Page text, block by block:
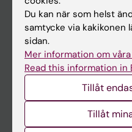
Huvudmeny
Utbildning
Forskarutbildning
Forskning
På gång
Du kan när som helst
samtycke via kakikonen
sidan.
Mer information om
Read this information in
Tillåt
Tillåt